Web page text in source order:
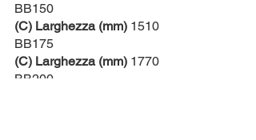
BB150
(C) Larghezza (mm) 1510
BB175
(C) Larghezza (mm) 1770
BB200